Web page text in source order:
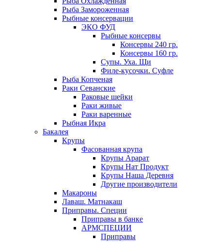
Рыба Замороженная
Рыбные консервации
ЭКО ФУД
Рыбные консервы
Консервы 240 гр.
Консервы 160 гр.
Супы. Уха. Щи
Филе-кусочки. Суфле
Рыба Копченая
Раки Севанские
Раковые шейки
Раки живые
Раки варенные
Рыбная Икра
Бакалея
Крупы
Фасованная крупа
Крупы Арарат
Крупы Нат Продукт
Крупы Наша Деревня
Другие производители
Макароны
Лаваш. Матнакаш
Приправы. Специи
Приправы в банке
АРМСПЕЦИИ
Приправы